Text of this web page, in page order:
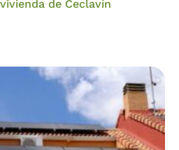
de Ceclavín